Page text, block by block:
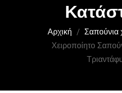
Αρχική
Σαπούνια
Χειροποίητο